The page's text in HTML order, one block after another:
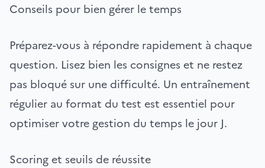
Conseils pour bien gérer le temps
Préparez-vous à répondre rapidement à chaque
question. Lisez bien les consignes et ne restez
pas bloqué sur une difficulté. Un entraînement
régulier au format du test est essentiel pour
optimiser votre gestion du temps le jour J.
Scoring et seuils de réussite